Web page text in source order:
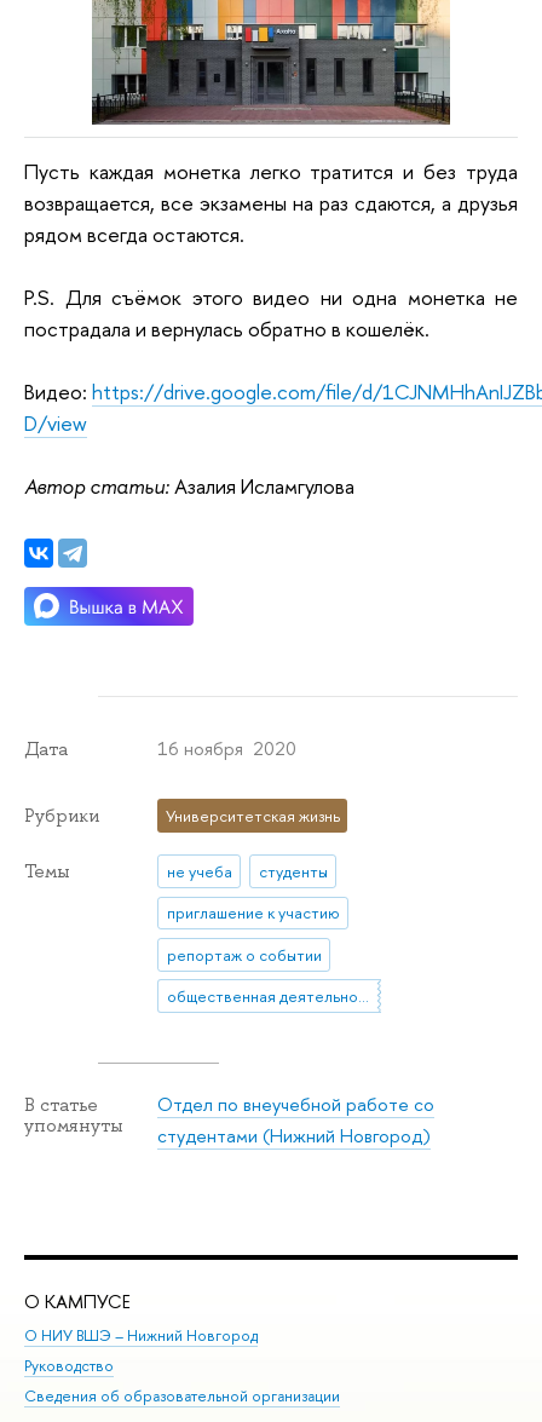
Пусть каждая монетка легко тратится и без труда
возвращается, все экзамены на раз сдаются, а друзья
рядом всегда остаются.
P.S. Для съёмок этого видео ни одна монетка не
пострадала и вернулась обратно в кошелёк.
Видео: https://drive.google.com/file/d/
D/view
Автор статьи:Азалия Исламгулова
Дата 16 ноября 2020
Рубрики Университетская жизнь
Темы не учеба
студенты
приглашение к участию
репортаж о событии
общественная деятельность
В статье
упомянуты
Отдел по внеучебной работе со
студентами (Нижний Новгород)
О КАМПУСЕ
О НИУ ВШЭ – Нижний Новгород
Руководство
Сведения об образовательной организации